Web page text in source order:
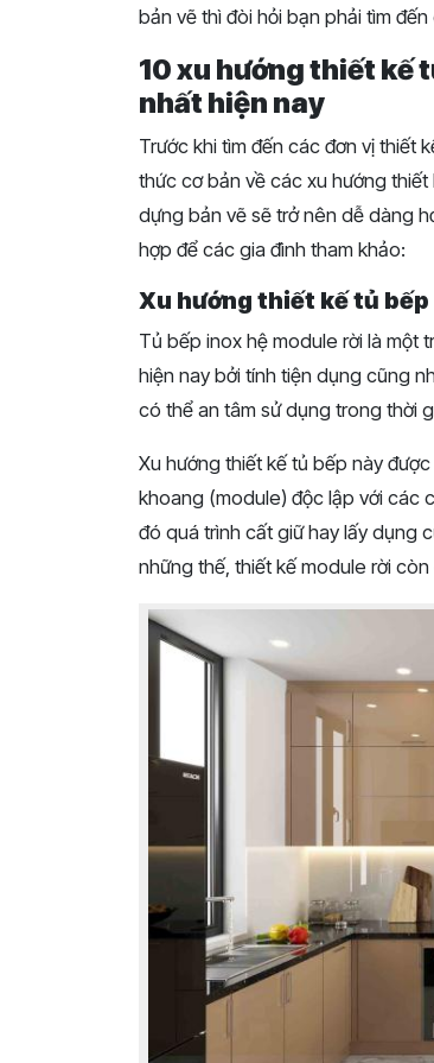
bản vẽ thì đòi hỏi bạn phải tìm
10 xu hướng thiết kế
nhất hiện nay
Trước khi tìm đến các đơn vị thiết
thức cơ bản về các xu hướng
dựng bản vẽ sẽ trở nên dễ dàng
hợp để các gia đình tham khảo:
Xu hướng thiết kế tủ
Tủ bếp inox hệ module rời là một
hiện nay bởi tính tiện dụng cũng
có thể an tâm sử dụng trong thời
Xu hướng thiết kế tủ bếp này
khoang (module) độc lập với các
đó quá trình cất giữ hay lấy dụng
những thế, thiết kế module rời